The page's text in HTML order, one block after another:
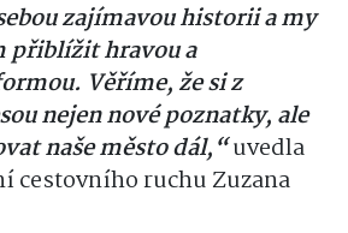
zajímavou historii a my
přiblížit hravou a
Věříme, že si z
nejen nové poznatky, ale
naše město dál,“uvedla
cestovního ruchu Zuzana